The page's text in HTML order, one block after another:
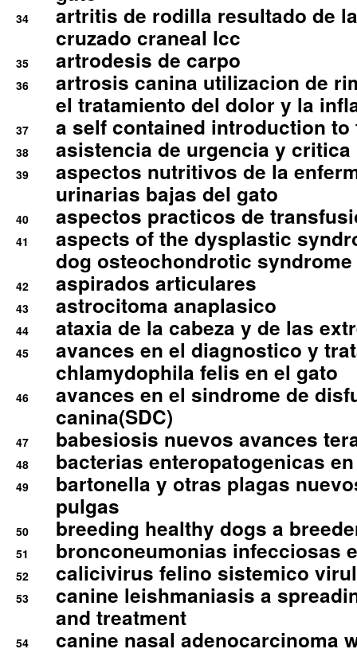
34
artritis de rodilla resultado de
cruzado craneal lcc
35 artrodesis de carpo
36
artrosis canina utilizacion de
el tratamiento del dolor y la
37 a self contained introduction
38 asistencia de urgencia y
39
aspectos nutritivos de la
urinarias bajas del gato
40 aspectos practicos de
41
aspects of the dysplastic
dog osteochondrotic syndrome
42 aspirados articulares
43 astrocitoma anaplasico
44 ataxia de la cabeza y de las
45
avances en el diagnostico y
chlamydophila felis en el gato
46
avances en el sindrome de
canina(SDC)
47 babesiosis nuevos avances
48 bacterias enteropatogenicas
49
bartonella y otras plagas
pulgas
50 breeding healthy dogs a
51 bronconeumonias infecciosas
52 calicivirus felino sistemico
53
canine leishmaniasis a
and treatment
54
canine nasal adenocarcinoma